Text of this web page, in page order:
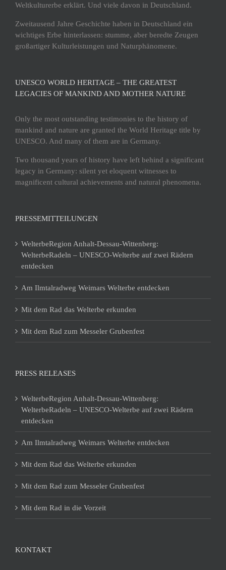
Weltkulturerbe erklärt. Und viele davon in Deutschland.
Zweitausend Jahre Geschichte haben in Deutschland ein
wichtiges Erbe hinterlassen: stumme, aber beredte Zeugen
großartiger Kulturleistungen und Naturphänomene.
UNESCO WORLD HERITAGE – THE GREATEST
LEGACIES OF MANKIND AND MOTHER NATURE
Only the most outstanding testimonies to the history of
mankind and nature are granted the World Heritage title by
UNESCO. And many of them are in Germany.
Two thousand years of history have left behind a significant
legacy in Germany: silent yet eloquent witnesses to
magnificent cultural achievements and natural phenomena.
PRESSEMITTEILUNGEN
WelterbeRegion Anhalt-Dessau-Wittenberg:
WelterbeRadeln – UNESCO-Welterbe auf zwei Rädern
entdecken
Am Ilmtalradweg Weimars Welterbe entdecken
Mit dem Rad das Welterbe erkunden
Mit dem Rad zum Messeler Grubenfest
PRESS RELEASES
WelterbeRegion Anhalt-Dessau-Wittenberg:
WelterbeRadeln – UNESCO-Welterbe auf zwei Rädern
entdecken
Am Ilmtalradweg Weimars Welterbe entdecken
Mit dem Rad das Welterbe erkunden
Mit dem Rad zum Messeler Grubenfest
Mit dem Rad in die Vorzeit
KONTAKT